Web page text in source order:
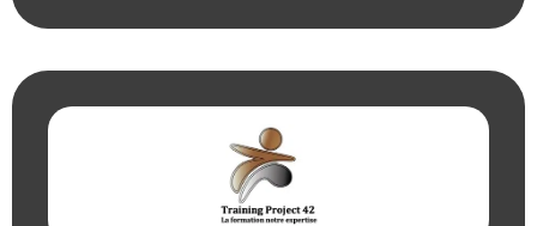
fastidieuses. Un interlocuteur
service client noté 5 étoiles.